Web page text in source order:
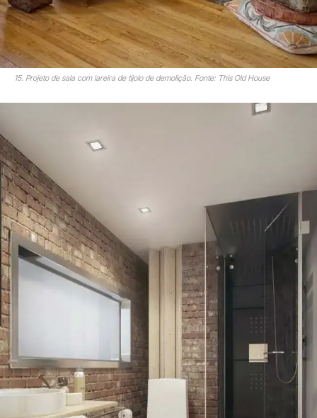
15. Projeto de sala com lareira de tijolo de demolição. Fonte: This Old House